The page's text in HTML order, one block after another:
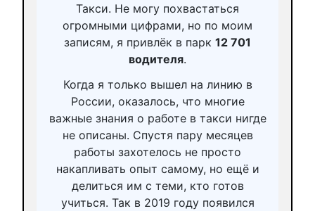
Такси. Не могу похвастаться
огромными цифрами, но по моим
записям, я привлёк в парк 12 701
водителя.
Когда я только вышел на линию в
России, оказалось, что многие
важные знания о работе в такси нигде
не описаны. Спустя пару месяцев
работы захотелось не просто
накапливать опыт самому, но ещё и
делиться им с теми, кто готов
учиться. Так в 2019 году появился